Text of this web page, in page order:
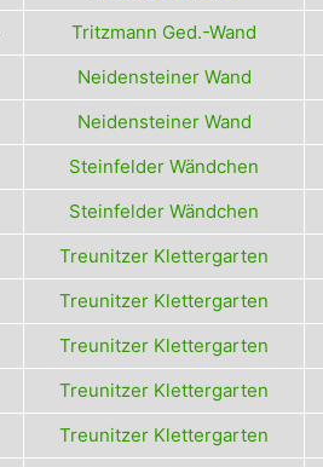
Tritzmann Ged.-Wand
Neidensteiner Wand
Neidensteiner Wand
Steinfelder Wändchen
Steinfelder Wändchen
Treunitzer Klettergarten
Treunitzer Klettergarten
Treunitzer Klettergarten
Treunitzer Klettergarten
Treunitzer Klettergarten